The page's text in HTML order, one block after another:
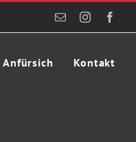
E-
Instagram
Anfürsich Kontakt